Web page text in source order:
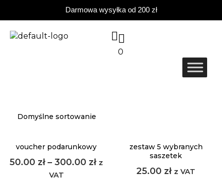
Darmowa wysyłka od 200 zł
0
voucher podarunkowy
50.00 zł– 300.00 zł z
VAT
zestaw 5 wybranych
saszetek
25.00 zł z VAT